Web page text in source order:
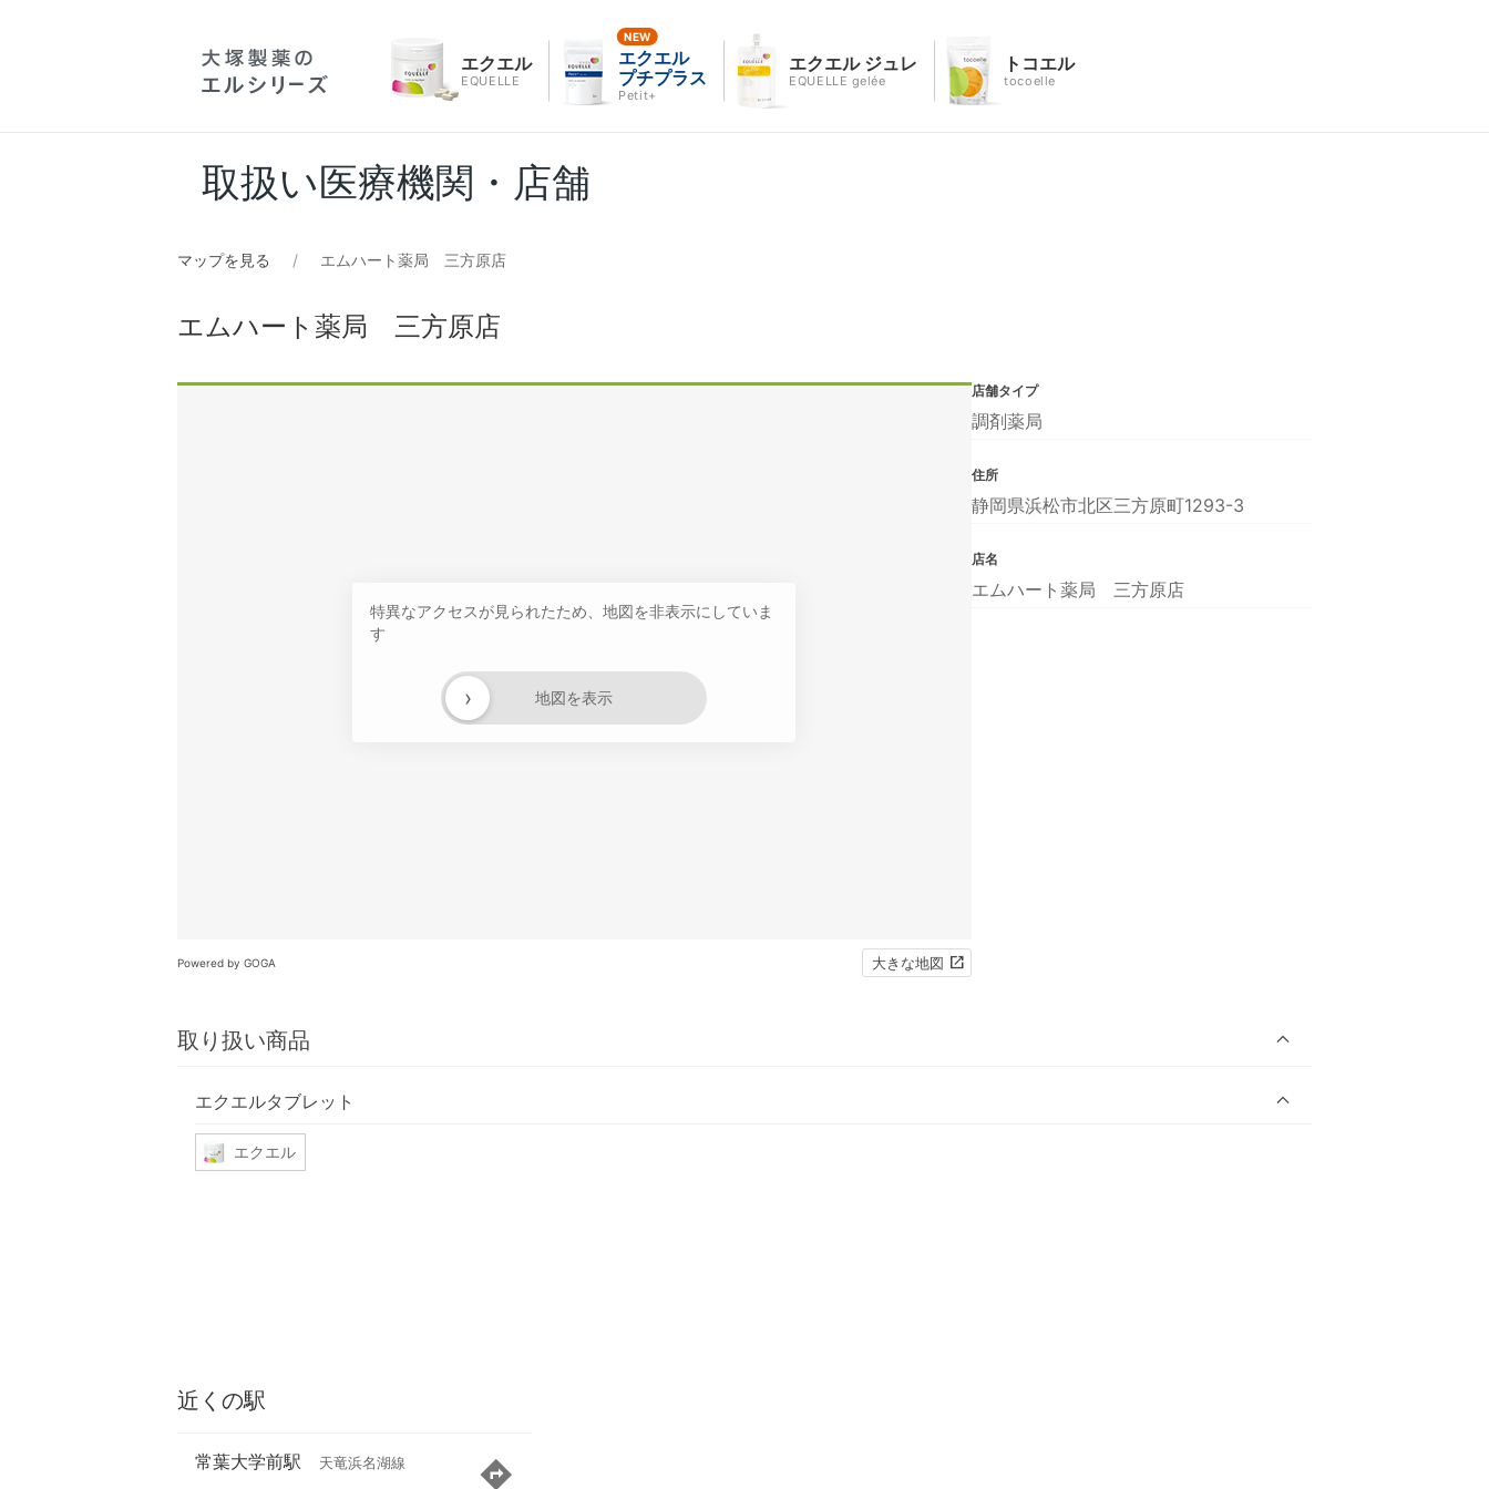
エクエル
EQUELLE
エクエル
プチプラス
Petit+
エクエル ジュレ
EQUELLE gelée
トコエル
tocoelle
取扱い医療機関・店舗
マップを見る エムハート薬局 三方原店
エムハート薬局 三方原店
特異なアクセスが見られたため、地図を非表示にしていま
す
地図を表示
›
Powered by GOGA 大きな地図
取り扱い商品
エクエルタブレット
エクエル
店舗タイプ
調剤薬局
住所
静岡県浜松市北区三方原町1293-3
店名
エムハート薬局 三方原店
近くの駅
常葉大学前駅 天竜浜名湖線